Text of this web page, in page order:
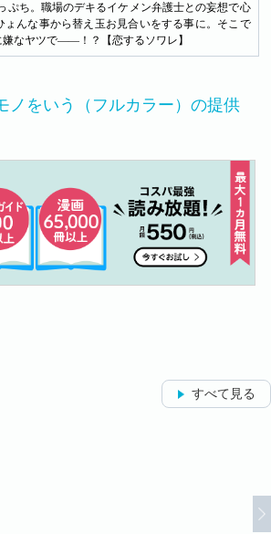
ぷち。職場のデキるイケメン弁護士との妄想で心
ょんな事から替え玉お見合いをする事に。そこで
なヤツで――！？【恋するソワレ】
ノをいう（フルカラー）の提供
すべて見る